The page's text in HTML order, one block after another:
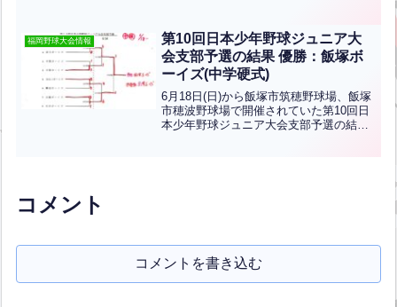
田川ボーイズ、第3位は直方ボーイズ、京
築ボーイズです...全文はクリック
福岡野球大会情報
第10回日本少年野球ジュニア大
会支部予選の結果 優勝：飯塚ボ
ーイズ(中学硬式)
6月18日(日)から飯塚市筑穂野球場、飯塚
市穂波野球場で開催されていた第10回日
本少年野球ジュニア大会支部予選の結果
コメント
コメントを書き込む